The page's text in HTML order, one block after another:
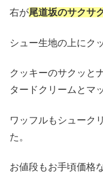
右が尾道坂のサクサ
シュー生地の上にク
クッキーのサクッと
タードクリームとマ
ワッフルもシューク
た。
お値段もお手頃価格